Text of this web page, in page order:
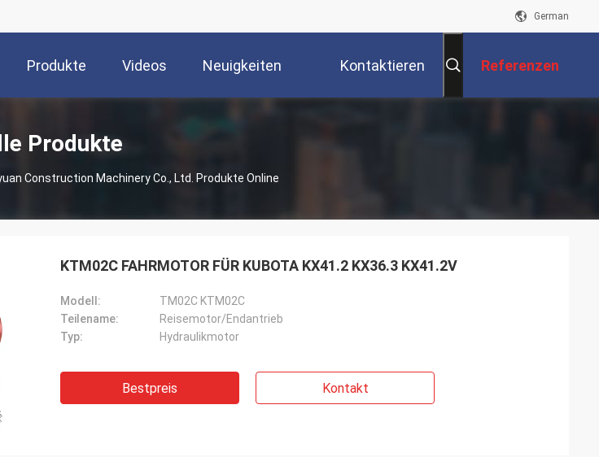
German
Produkte Videos Neuigkeiten Kontaktieren Referenzen
Produkte
Construction Machinery Co., Ltd. Produkte Online
KTM02C FAHRMOTOR FÜR KUBOTA KX41.2 KX36.3 KX41.2V
Modell:
TM02C KTM02C
Teilename:
Reisemotor/Endantrieb
Typ:
Hydraulikmotor
Bestpreis Kontakt